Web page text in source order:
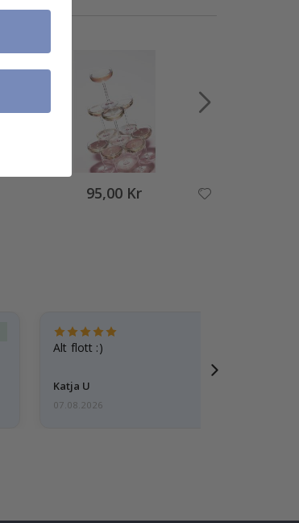
95,00 Kr
Alt flott :)
Katja U
07.08.2026